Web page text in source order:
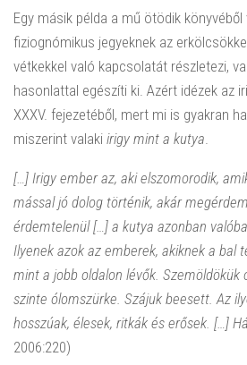
Egy másik példa a mű ötödik könyvéből
fiziognómikus jegyeknek az
vétkekkel való kapcsolatát részletezi,
hasonlattal egészíti ki. Azért idézek az
XXXV. fejezetéből, mert mi is gyakran
miszerint valaki irigy mint a kutya.
[…] Irigy ember az, aki elszomorodik,
mással jó dolog történik, akár
érdemtelenül […] a kutya azonban
Ilyenek azok az emberek, akiknek a bal
mint a jobb oldalon lévők. Szemöldökük
szinte ólomszürke. Szájuk beesett. Az
hosszúak, élesek, ritkák és erősek. […]
2006:220)